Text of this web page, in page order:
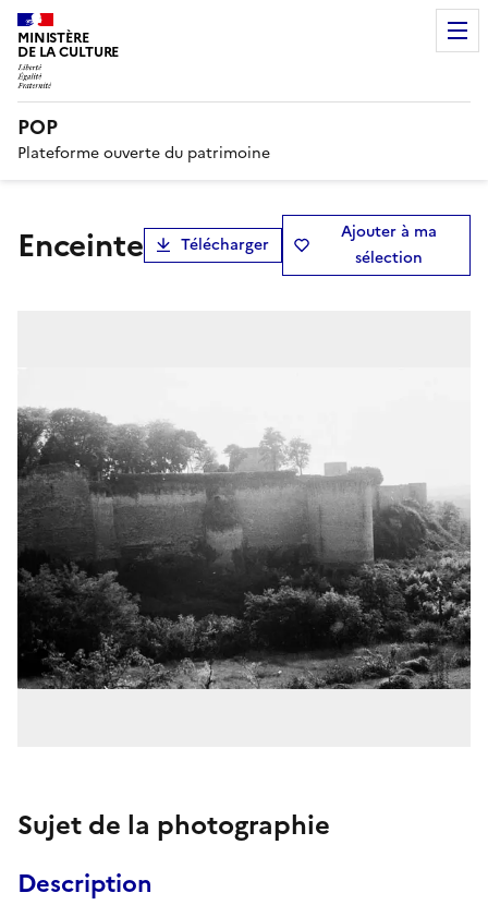
MINISTÈRE
DE LA CULTURE
POP
Plateforme ouverte du patrimoine
Enceinte Télécharger
Ajouter à ma
sélection
Sujet de la photographie
Description